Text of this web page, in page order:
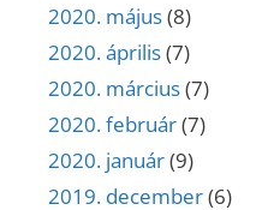
2020. május(8)
2020. április(7)
2020. március(7)
2020. február(7)
2020. január(9)
2019. december(6)